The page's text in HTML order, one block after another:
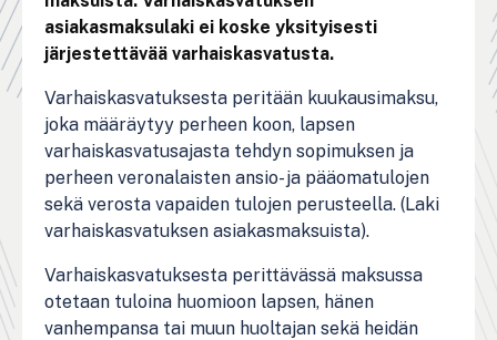
asiakasmaksulaki ei koske yksityisesti
järjestettävää varhaiskasvatusta.
Varhaiskasvatuksesta peritään kuukausimaksu,
joka määräytyy perheen koon, lapsen
varhaiskasvatusajasta tehdyn sopimuksen ja
perheen veronalaisten ansio- ja pääomatulojen
sekä verosta vapaiden tulojen perusteella. (Laki
varhaiskasvatuksen asiakasmaksuista).
Varhaiskasvatuksesta perittävässä maksussa
otetaan tuloina huomioon lapsen, hänen
vanhempansa tai muun huoltajan sekä heidän